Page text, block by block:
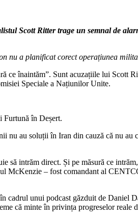
Scott Ritter trage un semnal de
nu a planificat corect operațiunea
ce înaintăm”. Sunt acuzațiile lui Scott
Speciale a Națiunilor Unite.
Furtună în Deșert.
nu au soluții în Iran din cauză că nu au
intrăm direct. Și pe măsură ce
McKenzie – fost comandant al
unui podcast găzduit de Daniel
că minte în privința progreselor reale